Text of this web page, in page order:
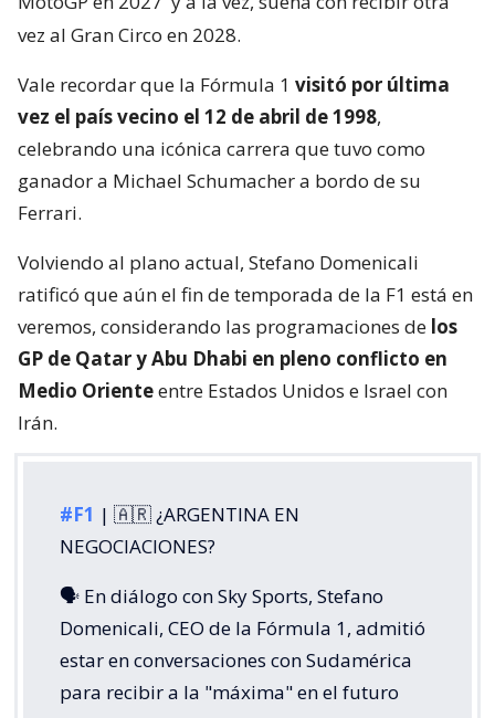
vez al Gran Circo en 2028.
Vale recordar que la Fórmula 1 visitó por última
vez el país vecino el 12 de abril de 1998,
celebrando una icónica carrera que tuvo como
ganador a Michael Schumacher a bordo de su
Ferrari.
Volviendo al plano actual, Stefano Domenicali
ratificó que aún el fin de temporada de la F1 está en
veremos, considerando las programaciones de los
GP de Qatar y Abu Dhabi en pleno conflicto en
Medio Orienteentre Estados Unidos e Israel con
Irán.
#F1 | 🇦🇷 ¿ARGENTINA EN
NEGOCIACIONES?
🗣️ En diálogo con Sky Sports, Stefano
Domenicali, CEO de la Fórmula 1, admitió
estar en conversaciones con Sudamérica
para recibir a la "máxima" en el futuro